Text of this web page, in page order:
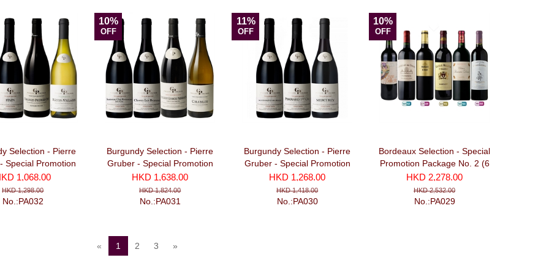
Selection - Pierre
Special Promotion
No. 3 (3 Red + 1
勃艮第精選優惠
套餐 No. 3
1,068.00
HKD 1,298.00
No.:PA032
10%
OFF
Burgundy Selection - Pierre
Gruber - Special Promotion
Package No. 2 (3 Red + 1
White bottles) 勃艮第精選優惠
套装 No. 2
HKD 1,638.00
HKD 1,824.00
No.:PA031
11%
OFF
Burgundy Selection - Pierre
Gruber - Special Promotion
Package No. 1 (3 bottles) 勃艮
第精選優惠套装 No. 1
HKD 1,268.00
HKD 1,418.00
No.:PA030
10%
OFF
Bordeaux Selection - Special
Promotion Package No. 2 (6
bottles)波爾多精選優惠套装 No.
2
HKD 2,278.00
HKD 2,532.00
No.:PA029
« 1 2 3 »